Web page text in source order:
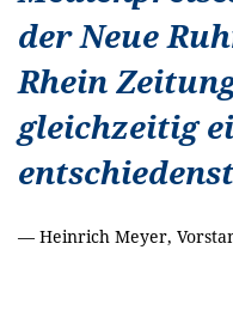
der Neue
Rhein
gleichzeitig
— Heinrich Meyer,